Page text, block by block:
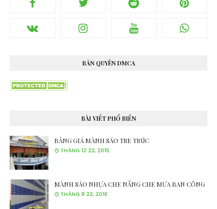
BẢN QUYÊN DMCA
BÀI VIẾT PHỔ BIẾN
BẢNG GIÁ MÀNH SÁO TRE TRÚC
THÁNG 12 22, 2015
MÀNH SÁO NHỰA CHE NẮNG CHE MƯA BAN CÔNG
THÁNG 8 22, 2016